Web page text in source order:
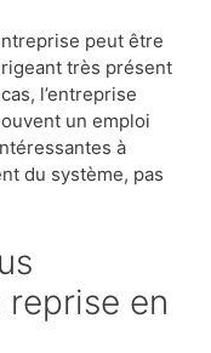
peut être
très présent
l’entreprise
un emploi
à
du système, pas
en